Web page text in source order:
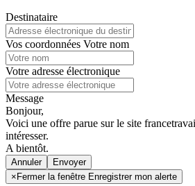
Destinataire
Vos coordonnées Votre nom
Votre adresse électronique
Message
Bonjour,
Voici une offre parue sur le site
intéresser.
A bientôt.
Annuler
× Fermer la fenêtre Enregistrer mon alerte